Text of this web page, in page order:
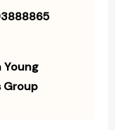
Young
Group